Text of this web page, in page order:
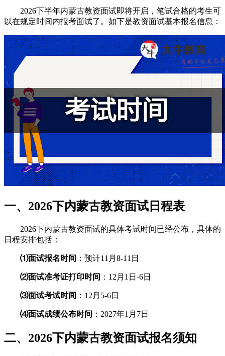
2026下半年内蒙古教资面试即将开启，笔试合格的考生可
以在规定时间内报考面试了。如下是教资面试基本报名信息：
一、2026下内蒙古教资面试日程表
2026下内蒙古教资面试的具体考试时间已经公布，具体的
日程安排包括：
⑴面试报名时间 ：预计11月8-11日
⑵面试准考证打印时间 ：12月1日-6日
⑶面试考试时间 ：12月5-6日
⑷面试成绩公布时间 ：2027年1月7日
二、2026下内蒙古教资面试报名须知